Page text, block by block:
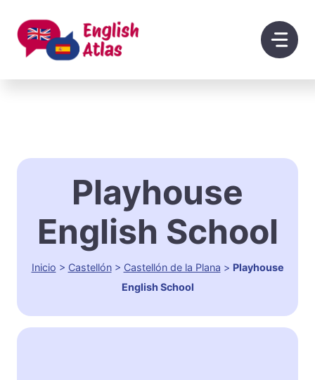
contenido
Playhouse
English School
Inicio > Castellón> Castellón de la Plana > Playhouse
English School